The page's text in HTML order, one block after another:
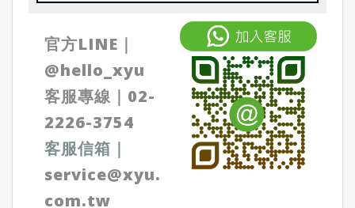
官方LINE｜
@hello_xyu
客服專線｜ 02-
2226-3754
客服信箱 ｜
service@xyu.
com.tw